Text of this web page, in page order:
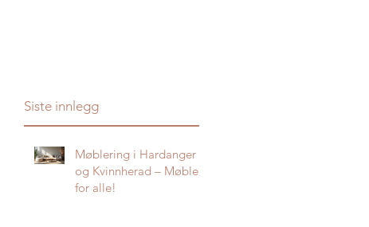
Siste innlegg
Møblering i Hardanger
og Kvinnherad – Møbler
for alle!